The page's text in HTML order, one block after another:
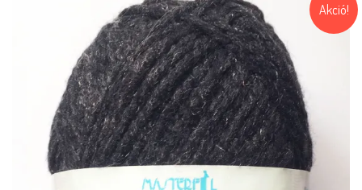
Akció!